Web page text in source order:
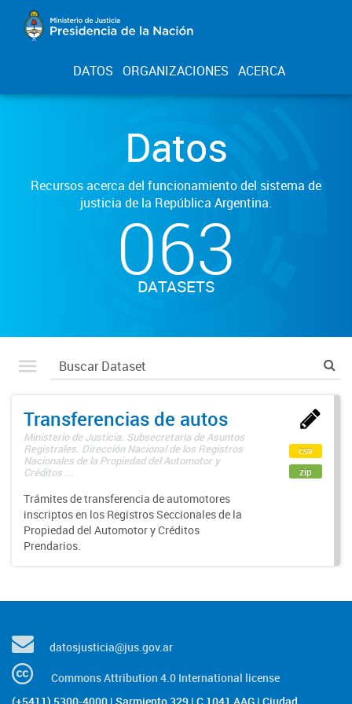
DATOS ORGANIZACIONES ACERCA
Datos
Recursos acerca del funcionamiento del sistema de
justicia de la República Argentina.
063
DATASETS
Transferencias de autos
Ministerio de Justicia. Subsecretaría de Asuntos
Registrales. Dirección Nacional de los Registros
Nacionales de la Propiedad del Automotor y
Créditos ...
Trámites de transferencia de automotores
inscriptos en los Registros Seccionales de la
Propiedad del Automotor y Créditos
Prendarios.
csv
zip
datosjusticia@jus.gov.ar
Commons Attribution 4.0 International license